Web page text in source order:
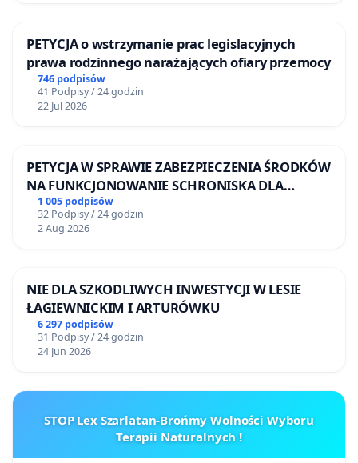
PETYCJA o wstrzymanie prac legislacyjnych
prawa rodzinnego narażających ofiary przemocy
746 podpisów
41 Podpisy / 24 godzin
22 Jul 2026
PETYCJA W SPRAWIE ZABEZPIECZENIA ŚRODKÓW
NA FUNKCJONOWANIE SCHRONISKA DLA
BEZDOMNYCH ZWIERZĄT W SKARYSZEWIE
1 005 podpisów
32 Podpisy / 24 godzin
2 Aug 2026
NIE DLA SZKODLIWYCH INWESTYCJI W LESIE
ŁAGIEWNICKIM I ARTURÓWKU
6 297 podpisów
31 Podpisy / 24 godzin
24 Jun 2026
STOP Lex Szarlatan-Brońmy Wolności Wyboru
Terapii Naturalnych !